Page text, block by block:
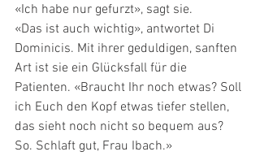
«Ich habe nur gefurzt», sagt sie.
«Das ist auch wichtig», antwortet Di
Dominicis. Mit ihrer geduldigen, sanften
Art ist sie ein Glücksfall für die
Patienten. «Braucht Ihr noch etwas? Soll
ich Euch den Kopf etwas tiefer stellen,
das sieht noch nicht so bequem aus?
So. Schlaft gut, Frau Ibach.»